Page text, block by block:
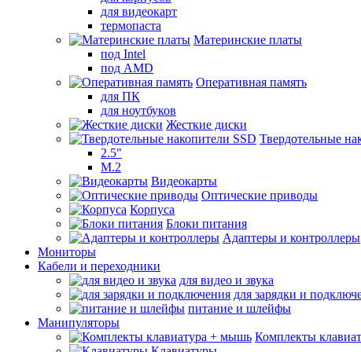
для видеокарт
термопаста
Материнские платы
под Intel
под AMD
Оперативная память
для ПК
для ноутбуков
Жесткие диски
Твердотельные
2.5"
M.2
Видеокарты
Оптические приводы
Корпуса
Блоки питания
Адаптеры и контроллеры
Мониторы
Кабели и переходники
для видео и звука
для зарядки и
питание и шлейфы
Манипуляторы
Комплекты